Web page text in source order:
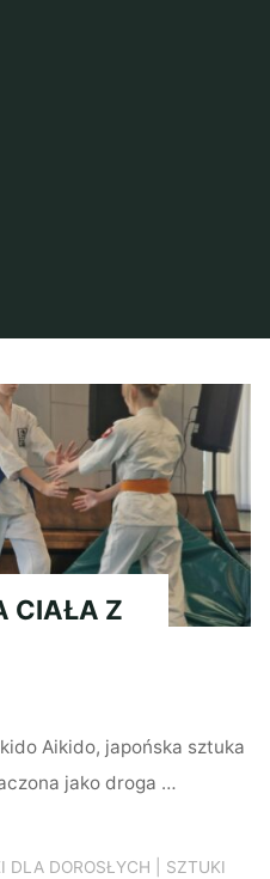
CIAŁA Z
Aikido, japońska sztuka
jako droga …
DLA DOROSŁYCH
SZTUKI